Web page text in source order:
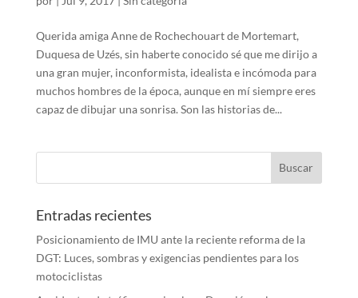
Querida amiga Anne de Rochechouart de Mortemart,
Duquesa de Uzés, sin haberte conocido sé que me dirijo a
una gran mujer, inconformista, idealista e incómoda para
muchos hombres de la época, aunque en mí siempre eres
capaz de dibujar una sonrisa. Son las historias de...
Entradas recientes
Posicionamiento de IMU ante la reciente reforma de la
DGT: Luces, sombras y exigencias pendientes para los
motociclistas